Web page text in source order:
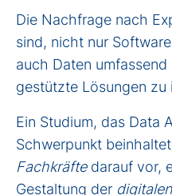
Die Nachfrage nach
sind, nicht nur
auch Daten
gestützte Lösungen
Ein Studium, das Data
Schwerpunkt
Fachkräftedarauf vor,
Gestaltung der